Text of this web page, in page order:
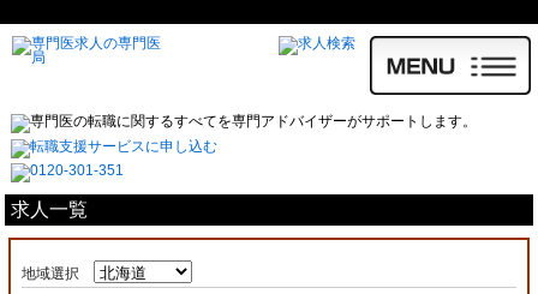
求人一覧
地域選択